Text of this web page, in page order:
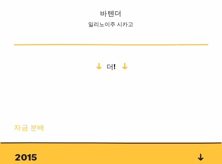
바텐더
일리노이주 시카고
더!
자금 분배
2015